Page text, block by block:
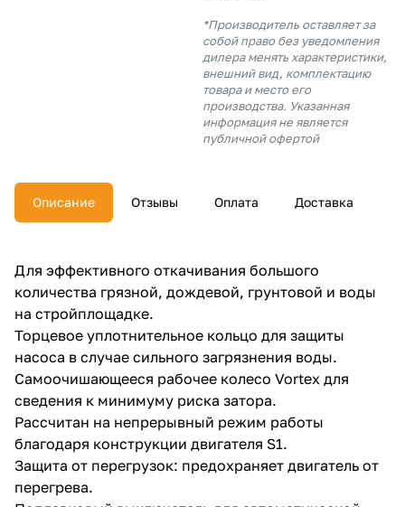
*Производитель оставляет за
собой право без уведомления
дилера менять характеристики,
внешний вид, комплектацию
товара и место его
производства. Указанная
информация не является
публичной офертой
Описание Отзывы Оплата Доставка
Для эффективного откачивания большого
количества грязной, дождевой, грунтовой и воды
на стройплощадке.
Торцевое уплотнительное кольцо для защиты
насоса в случае сильного загрязнения воды.
Самоочишающееся рабочее колесо Vortex для
сведения к минимуму риска затора.
Рассчитан на непрерывный режим работы
благодаря конструкции двигателя S1.
Защита от перегрузок: предохраняет двигатель от
перегрева.
недели